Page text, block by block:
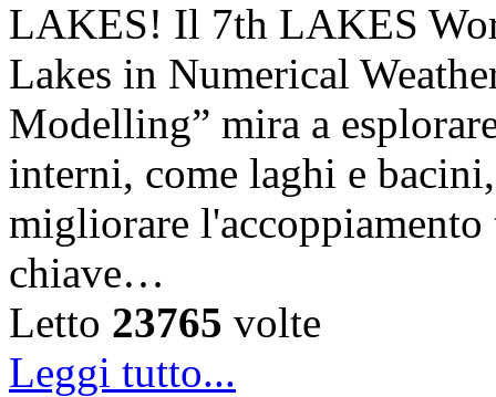
LAKES! Il 7th LAKES
Lakes in Numerical
Modelling” mira a
interni, come laghi e
migliorare l'accoppiamento
chiave…
Letto 23765 volte
Leggi tutto...